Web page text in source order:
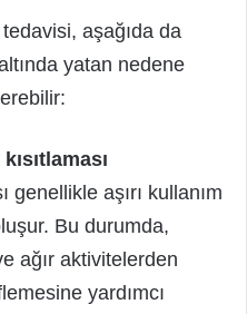
aşağıda da
yatan nedene
genellikle aşırı kullanım
Bu durumda,
ağır aktivitelerden
yardımcı